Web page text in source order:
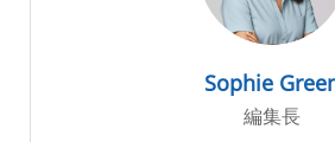
Sophie
編集長